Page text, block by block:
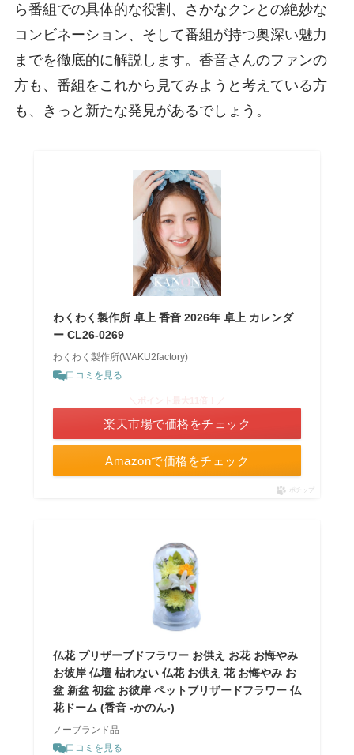
ら番組での具体的な役割、さかなクンとの絶妙な
コンビネーション、そして番組が持つ奥深い魅力
までを徹底的に解説します。香音さんのファンの
方も、番組をこれから見てみようと考えている方
も、きっと新たな発見があるでしょう。
わくわく製作所 卓上 香音 2026年 卓上 カレンダ
ー CL26-0269
わくわく製作所(WAKU2factory)
口コミを見る
Amazonで価格をチェック
楽天市場で価格をチェック
ポチップ
仏花 プリザーブドフラワー お供え お花 お悔やみ
お彼岸 仏壇 枯れない 仏花 お供え 花 お悔やみ お
盆 新盆 初盆 お彼岸 ペットブリザードフラワー 仏
花ドーム (香音 -かのん-)
ノーブランド品
口コミを見る